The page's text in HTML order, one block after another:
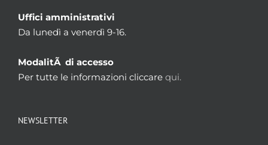
Uffici amministrativi
Da lunedì a venerdì 9-16.
ModalitÃ di accesso
Per tutte le informazioni cliccare qui.
NEWSLETTER